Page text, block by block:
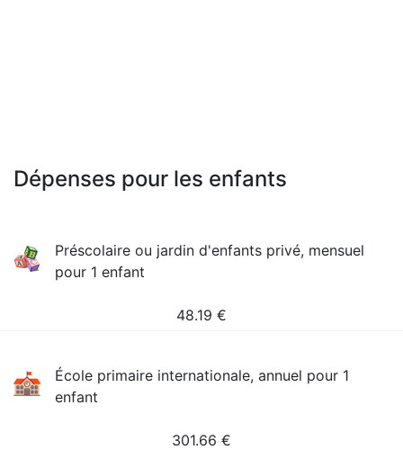
Dépenses pour les enfants
Préscolaire ou jardin d'enfants privé, mensuel
pour 1 enfant
48.19 €
École primaire internationale, annuel pour 1
enfant
301.66 €